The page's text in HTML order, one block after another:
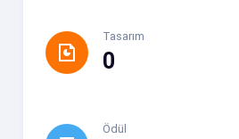
Tasarım
0
Ödül